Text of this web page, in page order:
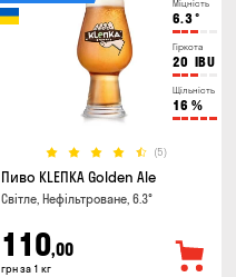
Міцність
6.3°
Гіркота
20 IBU
Щільність
16 %
(5)
Пиво KLEПКА Golden Ale
Світле, Нефільтроване, 6.3°
110,00
грн за 1 кг